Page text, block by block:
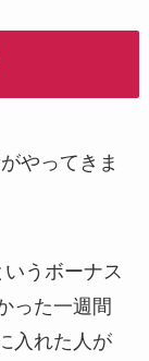
やってきま
うボーナス
った一週間
入れた人が